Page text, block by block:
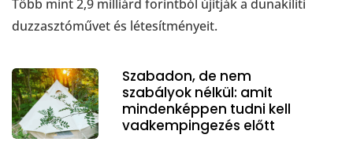
Több mint 2,9 milliárd forintból újítják a dunakiliti
duzzasztóművet és létesítményeit.
Szabadon, de nem
szabályok nélkül: amit
mindenképpen tudni kell
vadkempingezés előtt